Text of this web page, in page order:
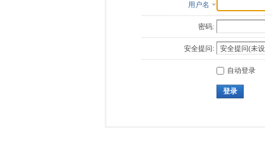
用户名
密码:
安全提问:
自动登录
登录